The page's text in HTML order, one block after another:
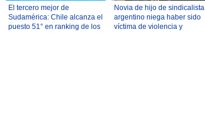
El tercero mejor de
Sudamérica: Chile alcanza el
puesto 51° en ranking de los
Novia de hijo de sindicalista
argentino niega haber sido
víctima de violencia y